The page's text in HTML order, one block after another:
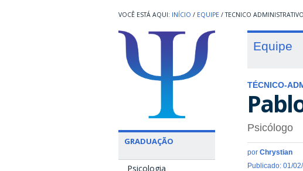
INÍCIO / EQUIPE / TECNICO
GRADUAÇÃO
Psicologia
Equipe
TÉCNICO-
Psicólogo
por Chrystian
Publicado: 01/